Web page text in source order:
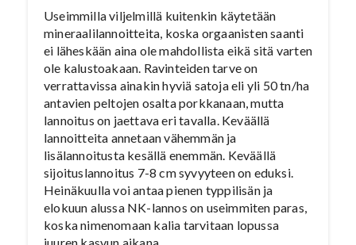
Useimmilla viljelmillä kuitenkin käytetään
mineraalilannoitteita, koska orgaanisten saanti
ei läheskään aina ole mahdollista eikä sitä varten
ole kalustoakaan. Ravinteiden tarve on
verrattavissa ainakin hyviä satoja eli yli 50 tn/ha
antavien peltojen osalta porkkanaan, mutta
lannoitus on jaettava eri tavalla. Keväällä
lannoitteita annetaan vähemmän ja
lisälannoitusta kesällä enemmän. Keväällä
sijoituslannoitus 7-8 cm syvyyteen on eduksi.
Heinäkuulla voi antaa pienen typpilisän ja
elokuun alussa NK-lannos on useimmiten paras,
koska nimenomaan kalia tarvitaan lopussa